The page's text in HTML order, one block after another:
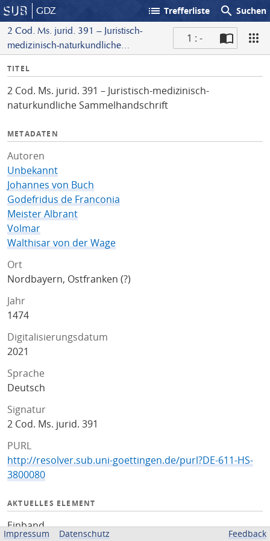
GDZ list Trefferliste search Suchen
2 Cod. Ms. jurid. 391 – Juristisch-
medizinisch-naturkundliche
1 : -
I
f
o
TITEL
2 Cod. Ms. jurid. 391 – Juristisch-medizinisch-
naturkundliche Sammelhandschrift
METADATEN
Autoren
Unbekannt
Johannes von Buch
Godefridus de Franconia
Meister Albrant
Volmar
Walthisar von der Wage
Ort
Nordbayern, Ostfranken (?)
Jahr
1474
Digitalisierungsdatum
2021
Sprache
Deutsch
Signatur
2 Cod. Ms. jurid. 391
PURL
http://resolver.sub.uni-goettingen.de/purl?DE-611-HS-
3800080
AKTUELLES ELEMENT
Einband
Impressum Datenschutz Feedback